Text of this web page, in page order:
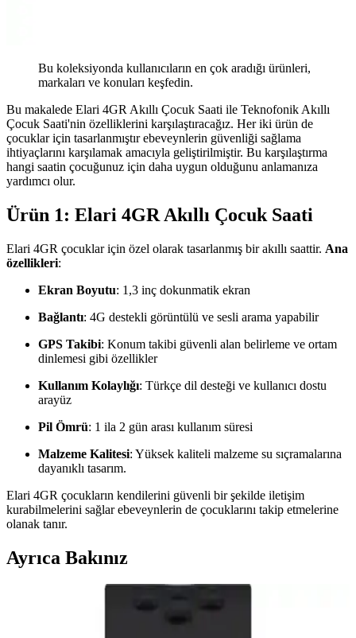
Bu koleksiyonda kullanıcıların en çok aradığı ürünleri,
markaları ve konuları keşfedin.
Bu makalede Elari 4GR Akıllı Çocuk Saati ile Teknofonik Akıllı
Çocuk Saati'nin özelliklerini karşılaştıracağız. Her iki ürün de
çocuklar için tasarlanmıştır ebeveynlerin güvenliği sağlama
ihtiyaçlarını karşılamak amacıyla geliştirilmiştir. Bu karşılaştırma
hangi saatin çocuğunuz için daha uygun olduğunu anlamanıza
yardımcı olur.
Ürün 1: Elari 4GR Akıllı Çocuk Saati
Elari 4GR çocuklar için özel olarak tasarlanmış bir akıllı saattir. Ana
özellikleri:
Ekran Boyutu: 1,3 inç dokunmatik ekran
Bağlantı: 4G destekli görüntülü ve sesli arama yapabilir
GPS Takibi: Konum takibi güvenli alan belirleme ve ortam
dinlemesi gibi özellikler
Kullanım Kolaylığı: Türkçe dil desteği ve kullanıcı dostu
arayüz
Pil Ömrü: 1 ila 2 gün arası kullanım süresi
Malzeme Kalitesi: Yüksek kaliteli malzeme su sıçramalarına
dayanıklı tasarım.
Elari 4GR çocukların kendilerini güvenli bir şekilde iletişim
kurabilmelerini sağlar ebeveynlerin de çocuklarını takip etmelerine
olanak tanır.
Ayrıca Bakınız
Elari 4GR ve Mibro P5 Çocuk Akıllı Saatleri
Karşılaştırması ve Özellikleri